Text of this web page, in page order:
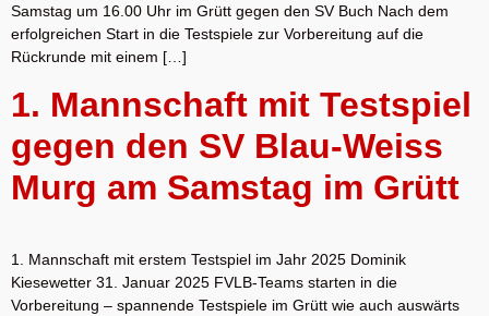
Samstag um 16.00 Uhr im Grütt gegen den SV Buch Nach dem
erfolgreichen Start in die Testspiele zur Vorbereitung auf die
Rückrunde mit einem […]
1. Mannschaft mit Testspiel
gegen den SV Blau-Weiss
Murg am Samstag im Grütt
1. Mannschaft mit erstem Testspiel im Jahr 2025 Dominik
Kiesewetter 31. Januar 2025 FVLB-Teams starten in die
Vorbereitung – spannende Testspiele im Grütt wie auch auswärts